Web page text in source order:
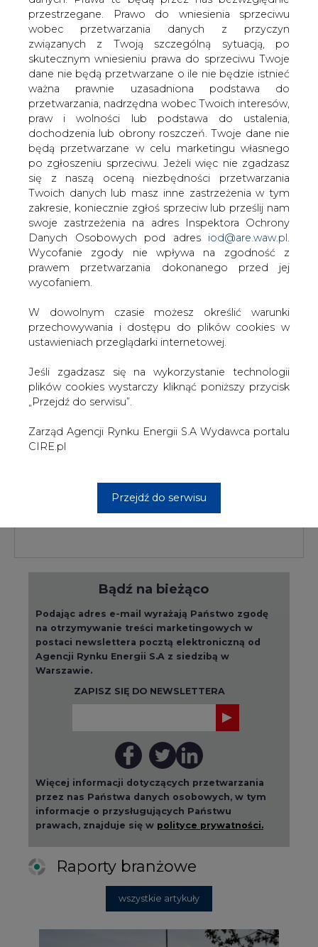
swoje zastrzeżenia na adres Inspektora Ochrony
Danych Osobowych pod adres
iod@are.waw.pl
Wycofanie zgody nie wpływa na zgodność z
prawem przetwarzania dokonanego przed jej
wycofaniem.
W dowolnym czasie możesz określić warunki
przechowywania i dostępu do plików cookies w
ustawieniach przeglądarki internetowej.
Jeśli zgadzasz się na wykorzystanie technologii
plików cookies wystarczy kliknąć poniższy przycisk
„Przejdź do serwisu”.
Zarząd Agencji Rynku Energii S.A Wydawca portalu
CIRE.pl
TREŚĆ KOMENTARZA
PODPIS
Przesłanie komentarza oznacza akceptację zasad korzystania z portalu
cire.pl
wyślij
Bądź na bieżąco
Podając adres e-mail wyrażają Państwo zgodę
postaci newslettera pocztą elektroniczną od
Agencji Rynku Energii S.A z siedzibą w
Warszawie.
przez nas Państwa danych osobowych, w tym
informacje o przysługujących Państwu
prawach, znajduje się w polityce prywatności.
Raporty branżowe
po węglu"? (raport)